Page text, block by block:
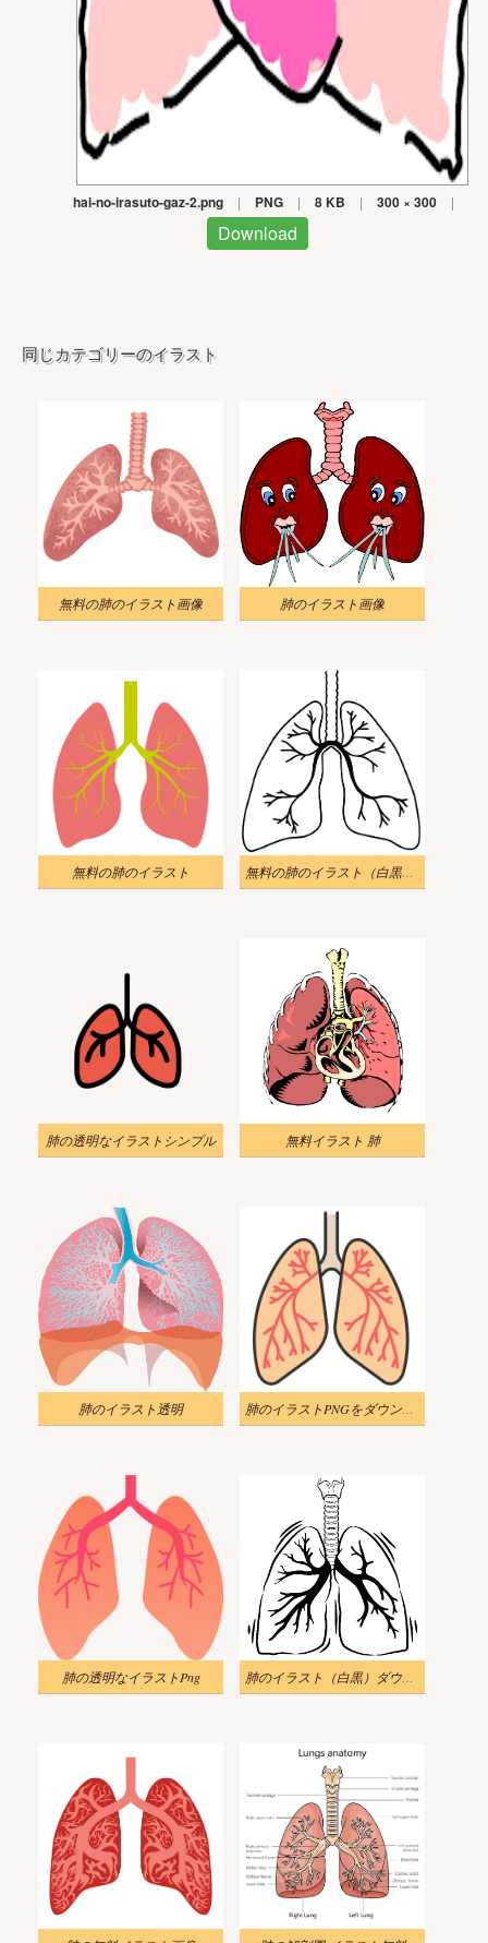
hai-no-irasuto-gaz-2.png | PNG | 8 KB | 300 × 300 |
Download
同じカテゴリーのイラスト
無料の肺のイラスト画像 肺のイラスト画像
無料の肺のイラスト 無料の肺のイラスト（白黒） 2
肺の透明なイラストシンプル 無料イラスト 肺
肺のイラスト透明 肺のイラストPNGをダウンロード
肺の透明なイラストPng 肺のイラスト（白黒）ダウンロード 2